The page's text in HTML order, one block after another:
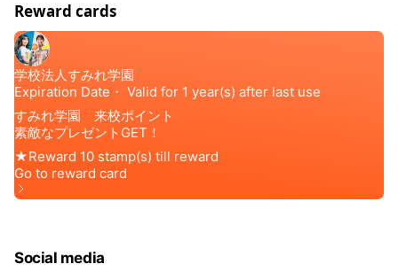
Reward cards
Social media